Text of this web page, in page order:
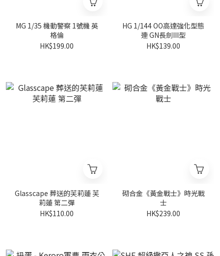
MG 1/35 機動警察 1號機 英
格倫
HK$199.00
HG 1/144 OO高達強化型態
連 GN長劍III型
HK$139.00
Glasscape 葬送的芙莉蓮 芙
莉蓮 第二彈
HK$110.00
砌合金《黃金戰士》時光戰
士
HK$239.00